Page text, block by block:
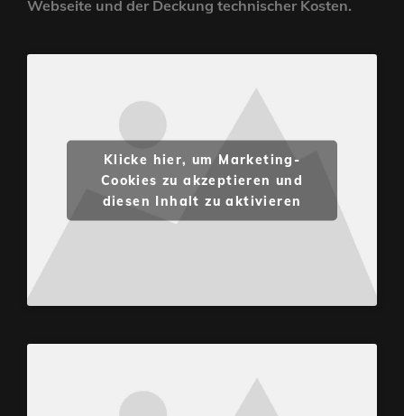
Webseite und der Deckung technischer Kosten.
Klicke hier, um Marketing-
Cookies zu akzeptieren und
diesen Inhalt zu aktivieren